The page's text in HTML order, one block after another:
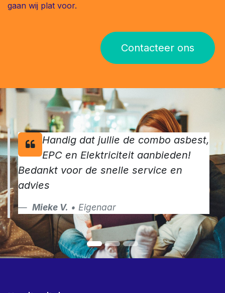
gaan wij plat voor.
Contacteer ons
Handig dat jullie de combo asbest,
EPC en Elektriciteit aanbieden!
Bedankt voor de snelle service en
advies
Mieke V. • Eigenaar